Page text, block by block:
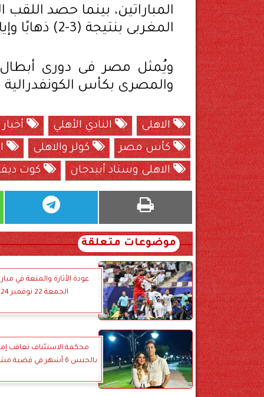
المباراتين، بينما حصد
المغربى بنتيجة (3-2) ذهابًا وإيابًا.
ويُمثل مصر فى دورى أبطال
والمصرى بكأس الكونفدرالية
الاهلى النادي الأهلي
كأس مصر
كولر والاهلى
الاهلى وستاد أبيدجان
كوت
موضوعات متعلقة
عودة الأثارة والمتعة في
الجمعة 22 نوفمبر 2024
محكمة الاستئناف تعاقب
بالحبس 6 أشهر في قضية مشاجرة المول